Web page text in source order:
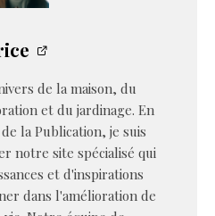
de la maison, du
et du jardinage. En
la Publication, je suis
notre site spécialisé qui
et d'inspirations
dans l'amélioration de